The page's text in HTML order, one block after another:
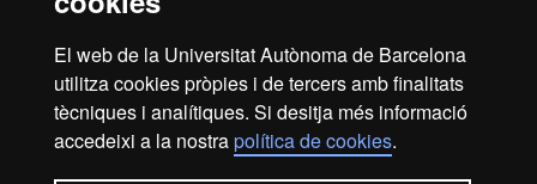
El web de la Universitat Autònoma de Barcelona
utilitza cookies pròpies i de tercers amb finalitats
tècniques i analítiques. Si desitja més informació
accedeixi a la nostrapolítica de cookies.
tècniques d'anàlisi propis de la disciplina.
la comunicació en la investigació, així com aplicades a
l'activitat professional.